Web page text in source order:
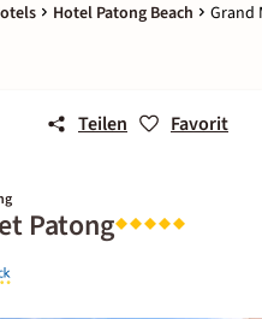
Hotel Patong Beach Grand
Teilen Favorit
Patong